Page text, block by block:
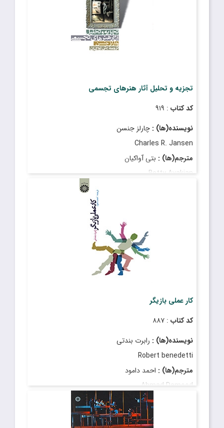
تجزیه و تحلیل آثار هنرهای تجسمی
کد کتاب : ۹۱۹
نویسنده(ها) : چارلز جنسن
Charles R. Jansen
مترجم(ها) : بتى آواکیان
Betty Avakian
کار عملی بازیگر
کد کتاب : ۸۸۷
نویسنده(ها) : رابرت بندتى
Robert benedetti
مترجم(ها) : احمد دامود
Ahmad Damood
: مهر ۱۴۰۳